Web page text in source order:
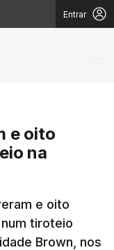
Entrar
e oito
na
e oito
tiroteio
Brown, nos